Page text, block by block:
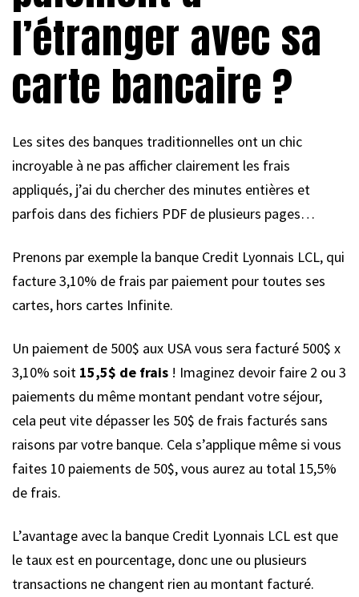
l’étranger avec sa
carte bancaire ?
Les sites des banques traditionnelles ont un chic
incroyable à ne pas afficher clairement les frais
appliqués, j’ai du chercher des minutes entières et
parfois dans des fichiers PDF de plusieurs pages…
Prenons par exemple la banque Credit Lyonnais LCL, qui
facture 3,10% de frais par paiement pour toutes ses
cartes, hors cartes Infinite.
Un paiement de 500$ aux USA vous sera facturé 500$ x
3,10% soit 15,5$ de frais ! Imaginez devoir faire 2 ou 3
paiements du même montant pendant votre séjour,
cela peut vite dépasser les 50$ de frais facturés sans
raisons par votre banque. Cela s’applique même si vous
faites 10 paiements de 50$, vous aurez au total 15,5%
de frais.
L’avantage avec la banque Credit Lyonnais LCL est que
le taux est en pourcentage, donc une ou plusieurs
transactions ne changent rien au montant facturé.